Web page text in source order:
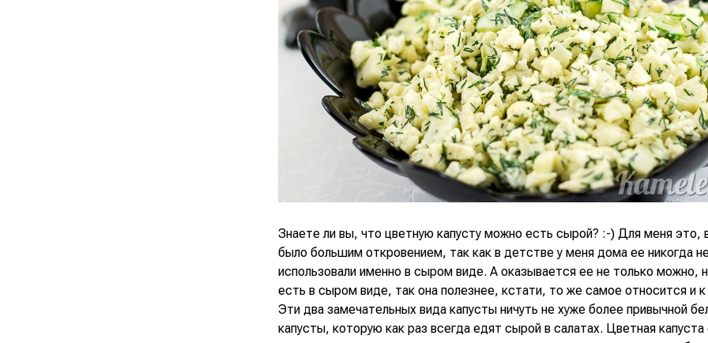
Знаете ли вы, что цветную капусту можно есть сырой? :-) Для меня это,
было большим откровением, так как в детстве у меня дома ее никогда
использовали именно в сыром виде. А оказывается ее не только можно,
есть в сыром виде, так она полезнее, кстати, то же самое относится и к
Эти два замечательных вида капусты ничуть не хуже более привычной
капусты, которую как раз всегда едят сырой в салатах. Цветная капуста